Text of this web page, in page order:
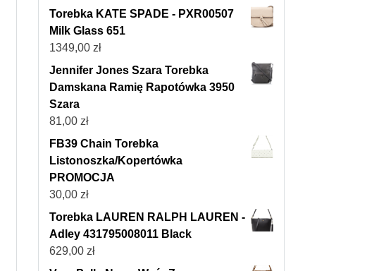
Torebka KATE SPADE - PXR00507
Milk Glass 651
1349,00 zł
Jennifer Jones Szara Torebka
Damskana Ramię Rapotówka 3950
Szara
81,00 zł
FB39 Chain Torebka
Listonoszka/Kopertówka
PROMOCJA
30,00 zł
Torebka LAUREN RALPH LAUREN -
Adley 431795008011 Black
629,00 zł